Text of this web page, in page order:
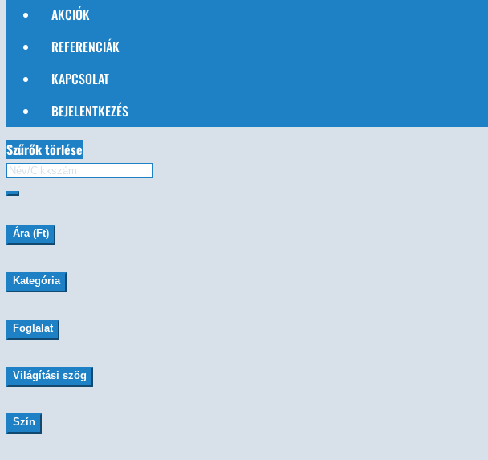
AKCIÓK
REFERENCIÁK
KAPCSOLAT
BEJELENTKEZÉS
Szűrők törlése
Ára (Ft)
Kategória
Foglalat
Világítási szög
Szín